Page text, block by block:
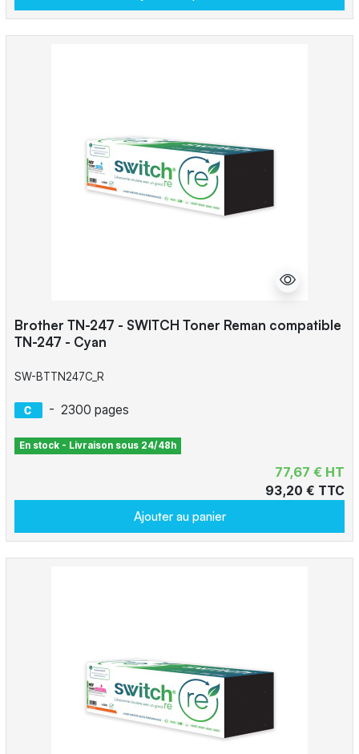
Brother TN-247 - SWITCH Toner Reman compatible
TN-247 - Cyan
SW-BTTN247C_R
- 2300 pages
En stock - Livraison sous 24/48h
77,67 € HT
93,20 € TTC
Ajouter au panier